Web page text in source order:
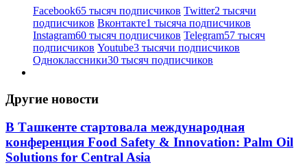
Facebook65 тысяч подписчиков Twitter2 тысячи
подписчиков Вконтакте1 тысяча подписчиков
Instagram60 тысяч подписчиков Telegram57 тысяч
подписчиков Youtube3 тысячи подписчиков
Одноклассники30 тысяч подписчиков
Другие новости
В Ташкенте стартовала международная
конференция Food Safety & Innovation: Palm Oil
Solutions for Central Asia